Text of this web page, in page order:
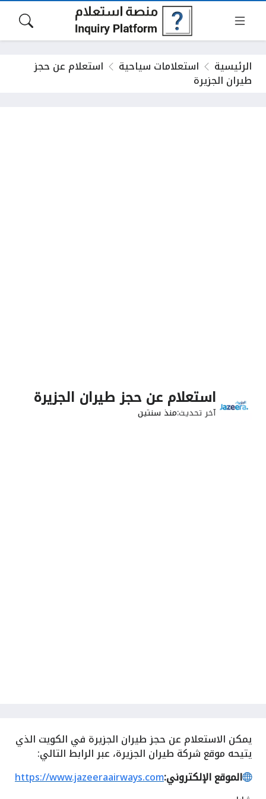
الرئيسية استعلامات سياحية استعلام عن حجز
طيران الجزيرة
استعلام عن حجز طيران الجزيرة
آخر تحديثمنذ سنتين
يمكن الاستعلام عن حجز طيران الجزيرة في الكويت الذي
يتيحه موقع شركة طيران الجزيرة، عبر الرابط التالي:
الموقع الإلكتروني:https://www.jazeeraairways.com